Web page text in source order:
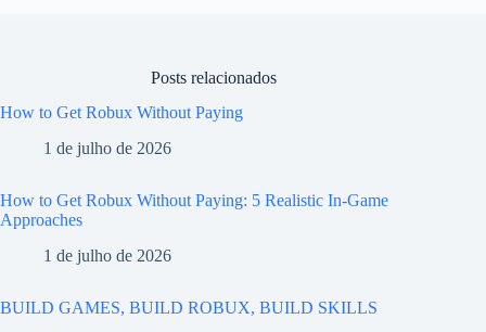
Posts relacionados
How to Get Robux Without Paying
1 de julho de 2026
How to Get Robux Without Paying: 5 Realistic In-Game
Approaches
1 de julho de 2026
BUILD GAMES, BUILD ROBUX, BUILD SKILLS